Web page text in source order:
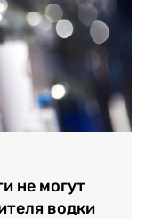
не могут
водки